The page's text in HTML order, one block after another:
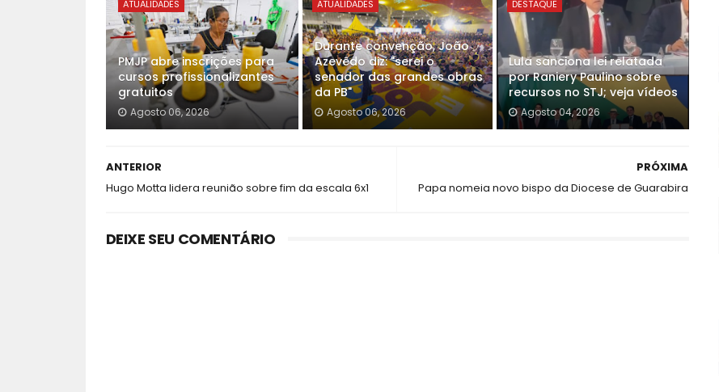
ATUALIDADES
PMJP abre inscrições para
cursos profissionalizantes
gratuitos
Agosto 06, 2026
ATUALIDADES
Durante convenção, João
Azevêdo diz: "serei o
senador das grandes obras
da PB"
Agosto 06, 2026
DESTAQUE
Lula sanciona lei relatada
por Raniery Paulino sobre
recursos no STJ; veja vídeos
Agosto 04, 2026
PRÓXIMA
Papa nomeia novo bispo da Diocese de Guarabira
ANTERIOR
Hugo Motta lidera reunião sobre fim da escala 6x1
DEIXE SEU COMENTÁRIO